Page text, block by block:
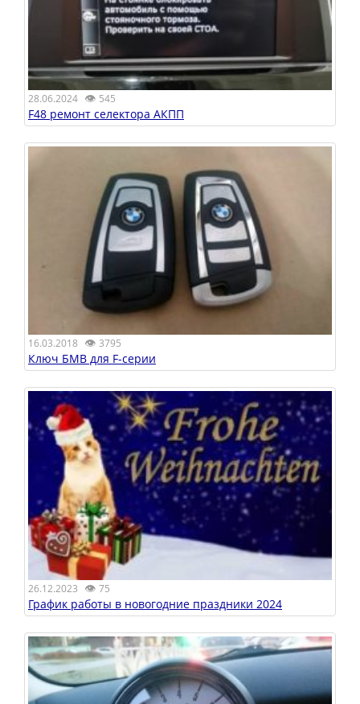
28.06.2024 👁 545
F48 ремонт селектора АКПП
16.03.2018 👁 3795
Ключ БМВ для F-серии
26.12.2023 👁 75
График работы в новогодние праздники 2024